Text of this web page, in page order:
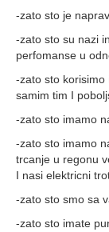
-zato sto je
-zato sto su nazi
perfomanse u
-zato sto korisimo
samim tim I
-zato sto imamo
-zato sto imamo
trcanje u regonu
I nasi elektricni
-zato sto smo sa
-zato sto imate